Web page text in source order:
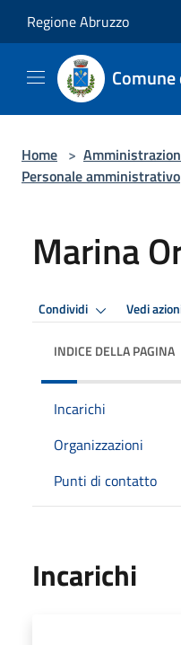
Regione Abruzzo
Home >
Personale amministrativo
Marina
Condividi Vedi
INDICE DELLA PAGINA
Incarichi
Organizzazioni
Punti di contatto
Incarichi